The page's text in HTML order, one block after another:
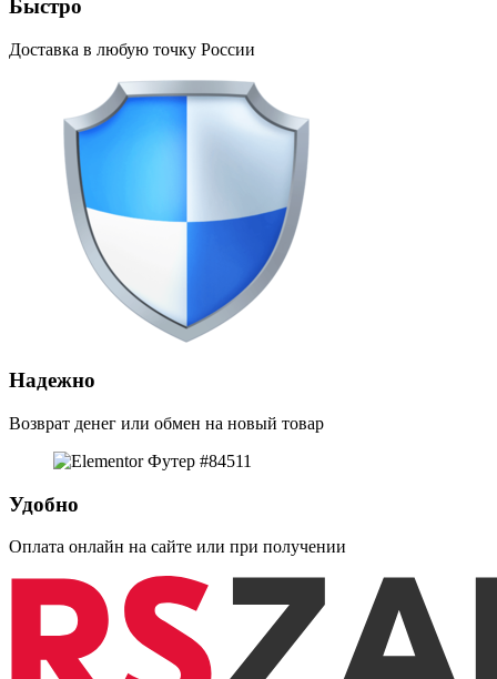
Быстро
Доставка в любую точку России
Надежно
Возврат денег или обмен на новый товар
Удобно
Оплата онлайн на сайте или при получении